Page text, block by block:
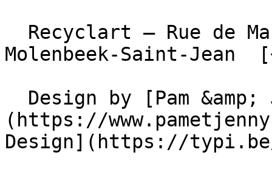
Molenbeek-Saint-
(https://
Design](https://